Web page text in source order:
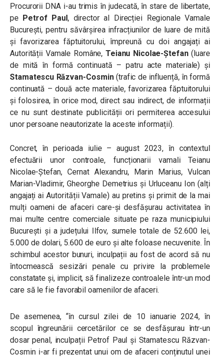
Procurorii DNA i-au trimis în judecată, în stare de libertate,
pe Petrof Paul, director al Direcției Regionale Vamale
București, pentru săvârșirea infracțiunilor de luare de mită
și favorizarea făptuitorului, împreună cu doi angajați ai
Autorității Vamale Române, Teianu Nicolae-Ștefan(luare
de mită în formă continuată – patru acte materiale) și
Stamatescu Răzvan-Cosmin(trafic de influență, în formă
continuată – două acte materiale, favorizarea făptuitorului
și folosirea, în orice mod, direct sau indirect, de informații
ce nu sunt destinate publicității ori permiterea accesului
unor persoane neautorizate la aceste informații).
Concret, în perioada iulie – august 2023, în contextul
efectuării unor controale, funcționarii vamali Teianu
Nicolae-Ștefan, Cernat Alexandru, Marin Marius, Vulcan
Marian-Vladimir, Gheorghe Demetrius și Urluceanu Ion (alți
angajați ai Autorității Vamale) au pretins și primit de la mai
mulți oameni de afaceri care-și desfășurau activitatea în
mai multe centre comerciale situate pe raza municipiului
București și a județului Ilfov, sumele totale de 52.600 lei,
5.000 de dolari, 5.600 de euro și alte foloase necuvenite. În
schimbul acestor bunuri, inculpații au fost de acord să nu
întocmească sesizări penale cu privire la problemele
constatate și, implicit, să finalizeze controalele într-un mod
care să le fie favorabil oamenilor de afaceri.
De asemenea,“în cursul zilei de 10 ianuarie 2024, în
scopul îngreunării cercetărilor ce se desfășurau într-un
dosar penal, inculpații Petrof Paul și Stamatescu Răzvan-
Cosmin i-ar fi prezentat unui om de afaceri conținutul unei